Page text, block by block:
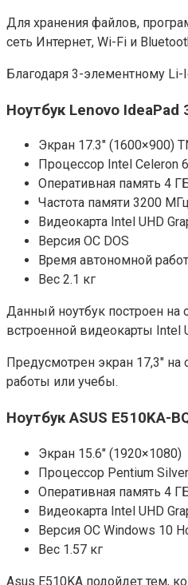
Для хранения файлов,
сеть Интернет, Wi-Fi и
Благодаря 3-элементному Li-
Ноутбук Lenovo
Экран 17.3″ (1600×900)
Процессор Intel Celeron
Оперативная память 4
Частота памяти 3200
Видеокарта Intel UHD
Версия ОС DOS
Время автономной
Вес 2.1 кг
Данный ноутбук построен на
встроенной видеокарты Intel
Предусмотрен экран 17,3″
работы или учебы.
Ноутбук ASUS E510KA-
Экран 15.6″ (1920×1080)
Процессор Pentium
Оперативная память 4
Видеокарта Intel UHD
Версия ОС Windows 10
Вес 1.57 кг
Asus E510KA подойдет тем,